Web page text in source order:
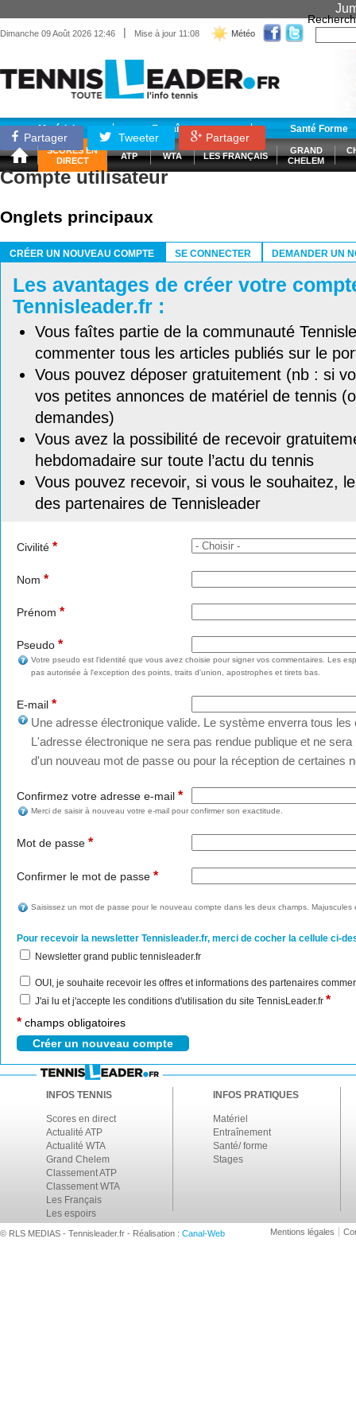
Dimanche 09 Août 2026 12:46 | Mise à jour 11:08 Météo
Matériel Entraînement Santé Forme
SCORES EN
DIRECT
ATP WTA LES FRANÇAIS
GRAND
CHELEM
Partager Tweeter Partager
Compte utilisateur
Onglets principaux
CRÉER UN NOUVEAU COMPTE
SE CONNECTER DEMANDER UN
Les avantages de créer votre
Tennisleader.fr :
Vous faîtes partie de la communauté
commenter tous les articles publiés sur le
Vous pouvez déposer gratuitement (nb : si
vos petites annonces de matériel de tennis
demandes)
Vous avez la possibilité de recevoir
hebdomadaire sur toute l’actu du tennis
Vous pouvez recevoir, si vous le souhaitez,
des partenaires de Tennisleader
Civilité *
Nom *
Prénom *
Pseudo *
Votre pseudo est l'identité que vous avez choisie pour signer vos commentaires. Les
pas autorisée à l'exception des points, traits d'union, apostrophes et tirets bas.
E-mail *
Une adresse électronique valide. Le système enverra tous
L'adresse électronique ne sera pas rendue publique et ne
d'un nouveau mot de passe ou pour la réception de certaines
Confirmez votre adresse e-mail *
Merci de saisir à nouveau votre e-mail pour confirmer son exactitude.
Mot de passe *
Confirmer le mot de passe *
Saisissez un mot de passe pour le nouveau compte dans les deux champs. Majuscules
Pour recevoir la newsletter Tennisleader.fr, merci de cocher la cellule ci-
Newsletter grand public tennisleader.fr
OUI, je souhaite recevoir les offres et informations des partenaires
J'ai lu et j'accepte les conditions d'utilisation du site TennisLeader.fr *
* champs obligatoires
INFOS TENNIS
Scores en direct
Actualité ATP
Actualité WTA
Grand Chelem
Classement ATP
Classement WTA
Les Français
Les espoirs
INFOS PRATIQUES
Matériel
Entraînement
Santé/ forme
Stages
© RLS MEDIAS - Tennisleader.fr - Réalisation : Canal-Web Mentions légales